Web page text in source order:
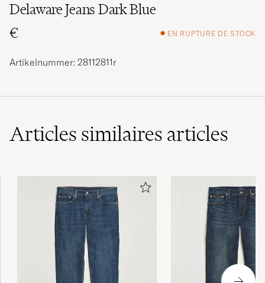
Delaware Jeans Dark Blue
€
EN RUPTURE DE STOCK
Artikelnummer: 28112811r
Articles similaires articles